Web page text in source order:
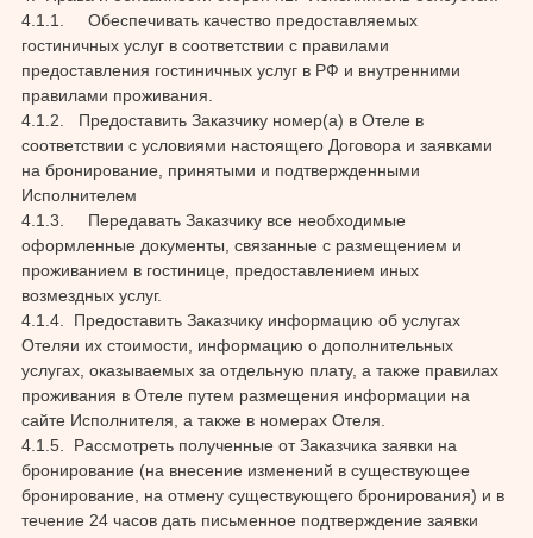
4.1.1. Обеспечивать качество предоставляемых
гостиничных услуг в соответствии с правилами
предоставления гостиничных услуг в РФ и внутренними
правилами проживания.
4.1.2. Предоставить Заказчику номер(а) в Отеле в
соответствии с условиями настоящего Договора и заявками
на бронирование, принятыми и подтвержденными
Исполнителем
4.1.3. Передавать Заказчику все необходимые
оформленные документы, связанные с размещением и
проживанием в гостинице, предоставлением иных
возмездных услуг.
4.1.4. Предоставить Заказчику информацию об услугах
Отеляи их стоимости, информацию о дополнительных
услугах, оказываемых за отдельную плату, а также правилах
проживания в Отеле путем размещения информации на
сайте Исполнителя, а также в номерах Отеля.
4.1.5. Рассмотреть полученные от Заказчика заявки на
бронирование (на внесение изменений в существующее
бронирование, на отмену существующего бронирования) и в
течение 24 часов дать письменное подтверждение заявки